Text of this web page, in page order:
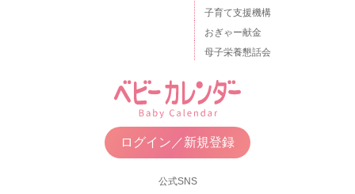
子育て支援機構
おぎゃー献金
母子栄養懇話会
ログイン／新規登録
公式SNS